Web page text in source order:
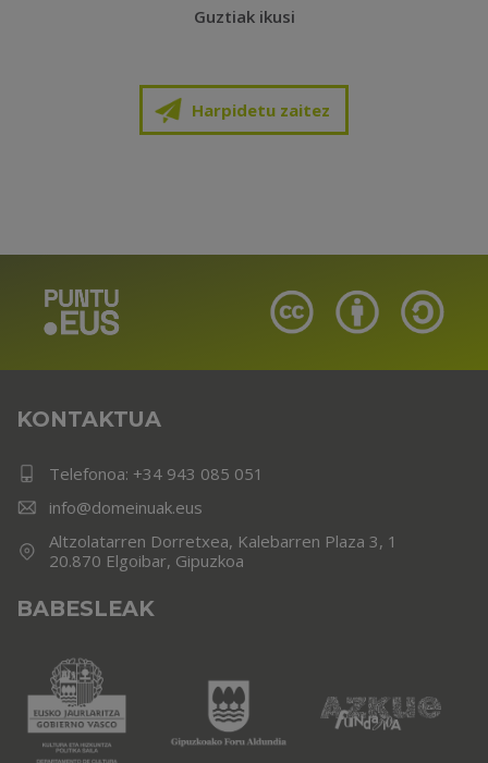
Guztiak ikusi
Harpidetu zaitez
KONTAKTUA
Telefonoa: +34 943 085 051
info@domeinuak.eus
Altzolatarren Dorretxea, Kalebarren Plaza 3, 1
20.870 Elgoibar, Gipuzkoa
BABESLEAK